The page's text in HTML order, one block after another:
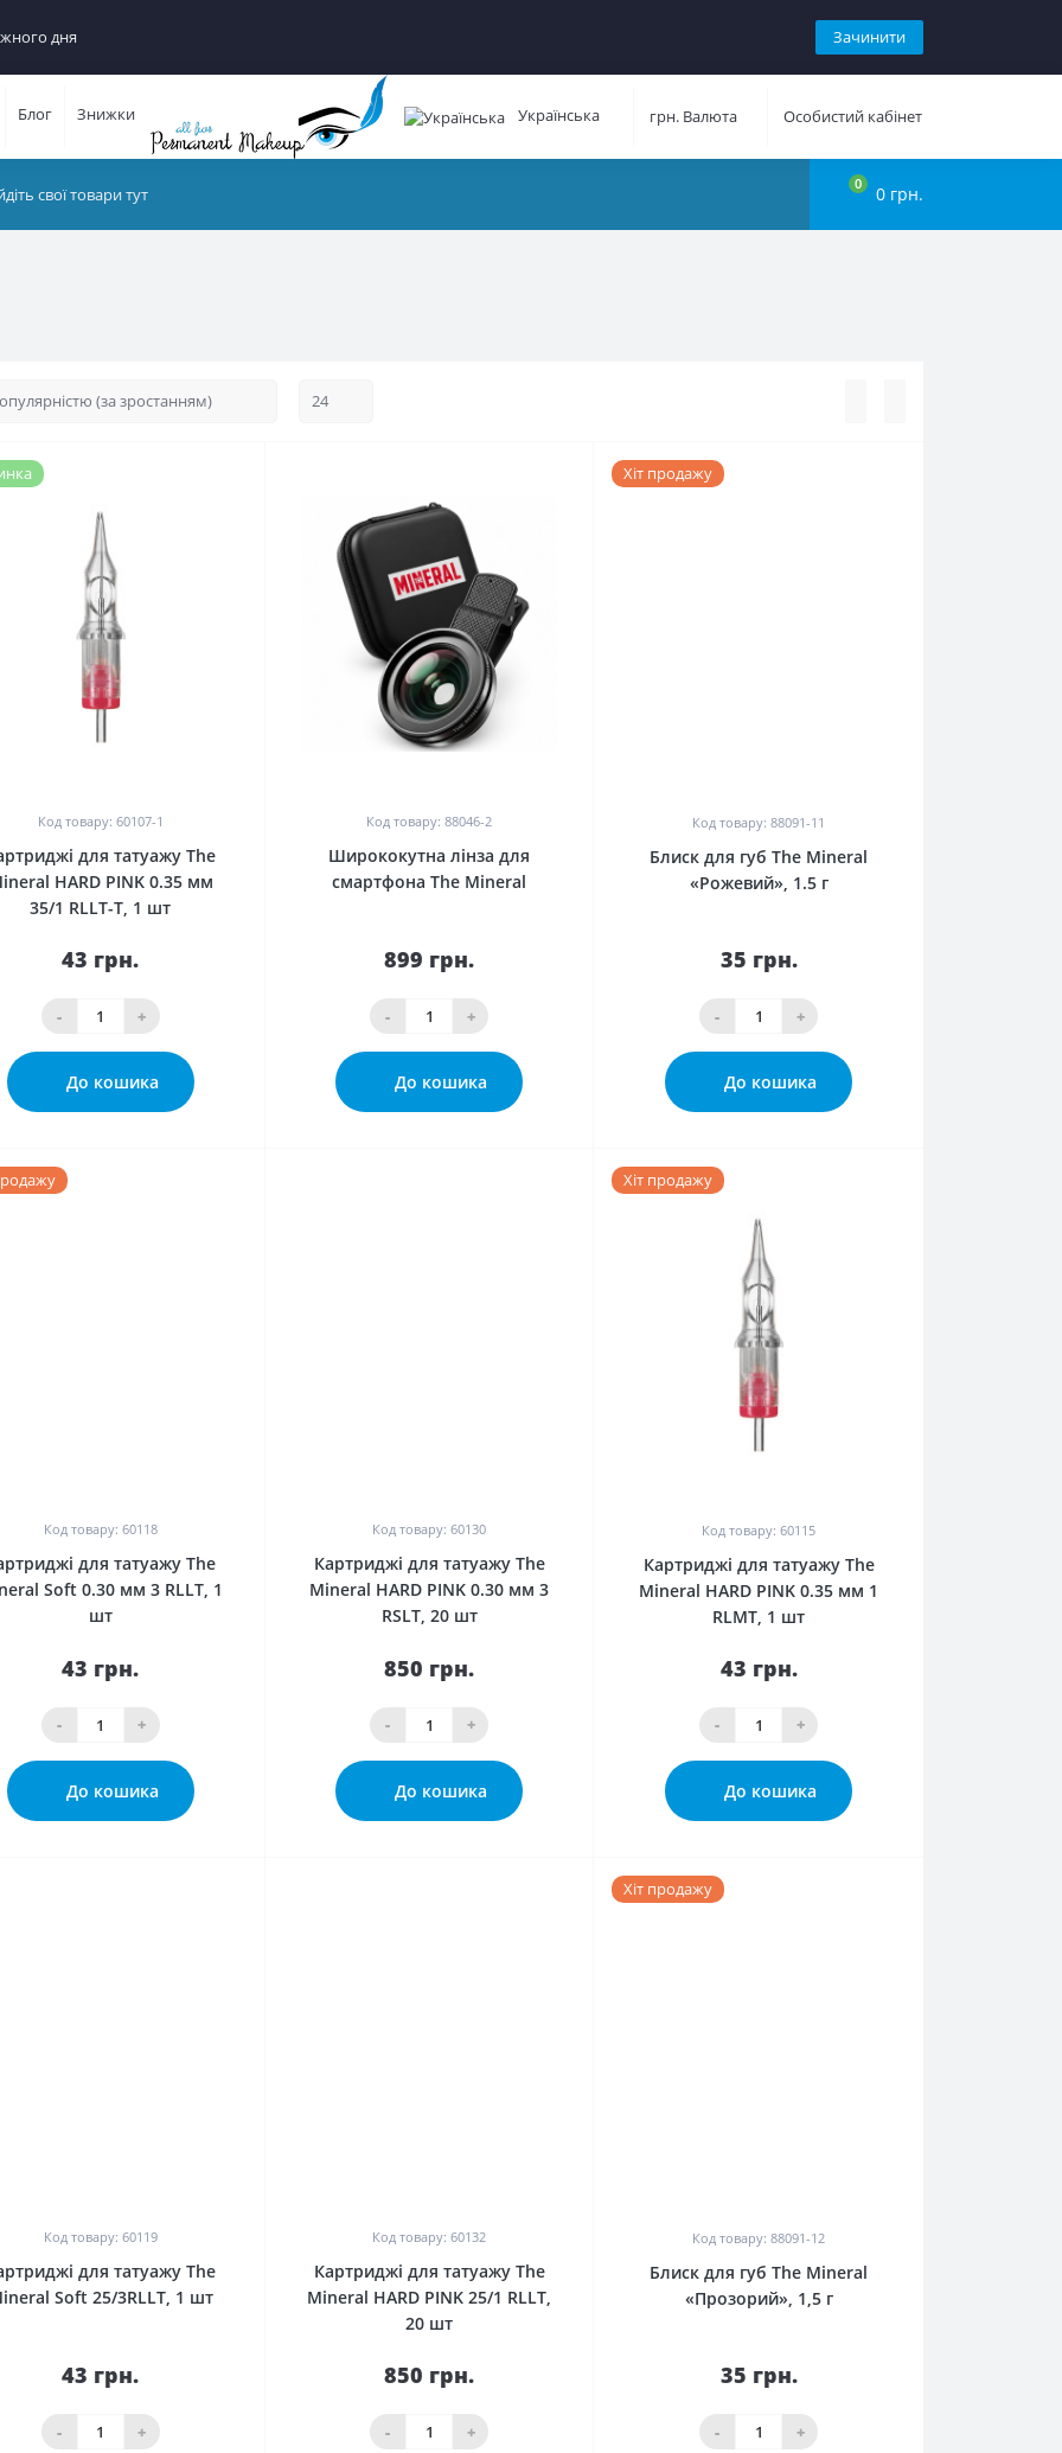
дня Зачинити
Блог Знижки Українська грн. Валюта Особистий кабінет
0
0 грн.
Код товару: 60107-1
для татуажу The
HARD PINK 0.35 мм
35/1 RLLT-T, 1 шт
43 грн.
- +
До кошика
Код товару: 88046-2
Ширококутна лінза для
смартфона The Mineral
899 грн.
- +
До кошика
Хіт продажу
Код товару: 88091-11
Блиск для губ The Mineral
«Рожевий», 1.5 г
35 грн.
- +
До кошика
Код товару: 60118
для татуажу The
Soft 0.30 мм 3 RLLT, 1
шт
43 грн.
- +
До кошика
Код товару: 60130
Картриджі для татуажу The
Mineral HARD PINK 0.30 мм 3
RSLT, 20 шт
850 грн.
- +
До кошика
Хіт продажу
Код товару: 60115
Картриджі для татуажу The
Mineral HARD PINK 0.35 мм 1
RLMT, 1 шт
43 грн.
- +
До кошика
Код товару: 60119
для татуажу The
Soft 25/3RLLT, 1 шт
43 грн.
- +
Код товару: 60132
Картриджі для татуажу The
Mineral HARD PINK 25/1 RLLT,
20 шт
850 грн.
- +
Хіт продажу
Код товару: 88091-12
Блиск для губ The Mineral
«Прозорий», 1,5 г
35 грн.
- +